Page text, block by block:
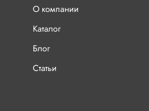
О компании
Каталог
Блог
Статьи